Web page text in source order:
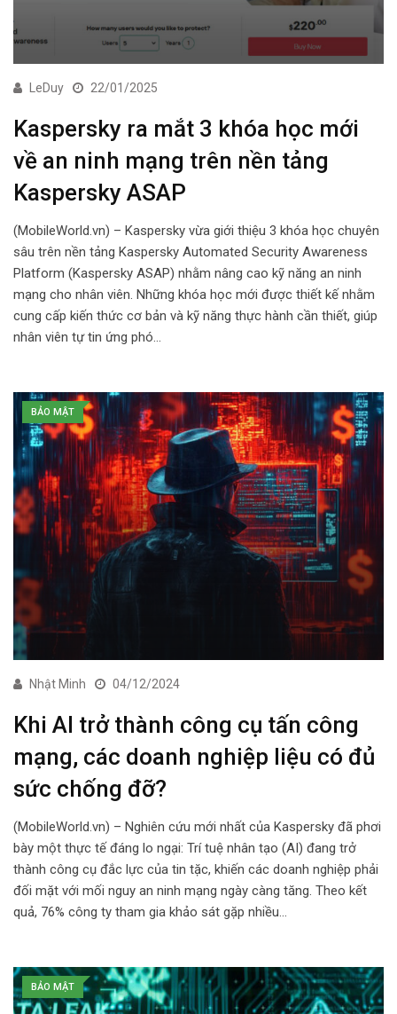
LeDuy 22/01/2025
Kaspersky ra mắt 3 khóa học mới
về an ninh mạng trên nền tảng
Kaspersky ASAP
(MobileWorld.vn) – Kaspersky vừa giới thiệu 3 khóa học chuyên
sâu trên nền tảng Kaspersky Automated Security Awareness
Platform (Kaspersky ASAP) nhằm nâng cao kỹ năng an ninh
mạng cho nhân viên. Những khóa học mới được thiết kế nhằm
cung cấp kiến thức cơ bản và kỹ năng thực hành cần thiết, giúp
nhân viên tự tin ứng phó…
BẢO MẬT
Nhật Minh 04/12/2024
Khi AI trở thành công cụ tấn công
mạng, các doanh nghiệp liệu có đủ
sức chống đỡ?
(MobileWorld.vn) – Nghiên cứu mới nhất của Kaspersky đã phơi
bày một thực tế đáng lo ngại: Trí tuệ nhân tạo (AI) đang trở
thành công cụ đắc lực của tin tặc, khiến các doanh nghiệp phải
đối mặt với mối nguy an ninh mạng ngày càng tăng. Theo kết
quả, 76% công ty tham gia khảo sát gặp nhiều…
BẢO MẬT